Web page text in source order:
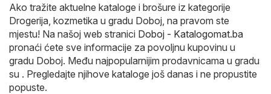
Ako tražite aktuelne kataloge i brošure iz kategorije
Drogerija, kozmetika u gradu Doboj, na pravom ste
mjestu! Na našoj web stranici Doboj - Katalogomat.ba
pronaći ćete sve informacije za povoljnu kupovinu u
gradu Doboj. Među najpopularnijim prodavnicama u gradu
su . Pregledajte njihove kataloge još danas i ne propustite
popuste.